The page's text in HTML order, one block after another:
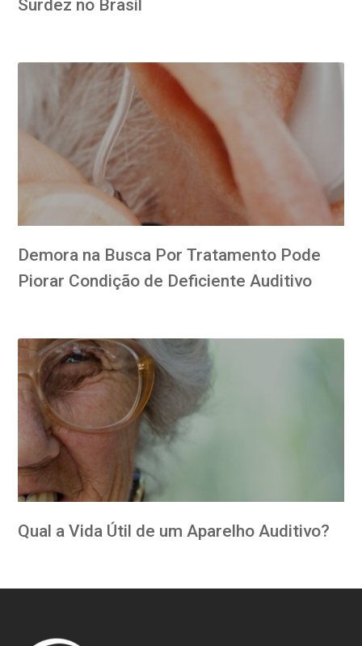
Surdez no Brasil
Demora na Busca Por Tratamento Pode
Piorar Condição de Deficiente Auditivo
Qual a Vida Útil de um Aparelho Auditivo?